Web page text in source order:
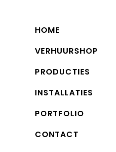
HOME
VERHUURSHOP
PRODUCTIES
INSTALLATIES
PORTFOLIO
CONTACT